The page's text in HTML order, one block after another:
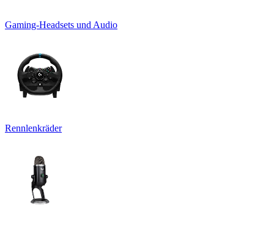
Gaming-Headsets und Audio
Rennlenkräder